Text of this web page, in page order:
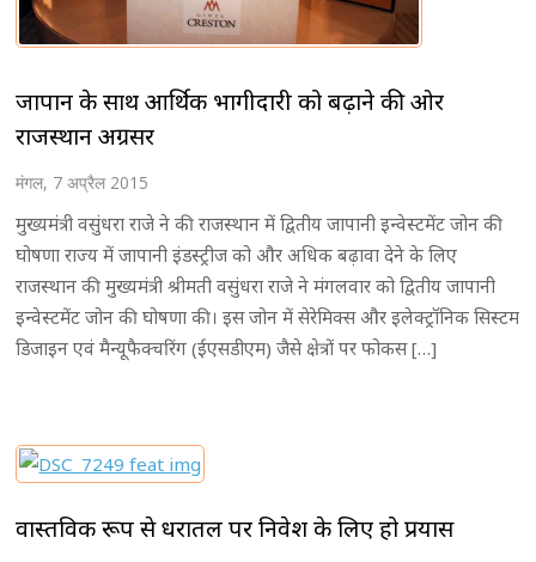
जापान के साथ आर्थिक भागीदारी को बढ़ाने की ओर
राजस्थान अग्रसर
मंगल, 7 अप्रैल 2015
मुख्यमंत्री वसुंधरा राजे ने की राजस्थान में द्वितीय जापानी इन्वेस्टमेंट जोन की
घोषणा राज्य में जापानी इंडस्ट्रीज को और अधिक बढ़ावा देने के लिए
राजस्थान की मुख्यमंत्री श्रीमती वसुंधरा राजे ने मंगलवार को द्वितीय जापानी
इन्वेस्टमेंट जोन की घोषणा की। इस जोन में सेरेमिक्स और इलेक्ट्रॉनिक सिस्टम
डिजाइन एवं मैन्यूफैक्चरिंग (ईएसडीएम) जैसे क्षेत्रों पर फोकस […]
वास्तविक रूप से धरातल पर निवेश के लिए हो प्रयास